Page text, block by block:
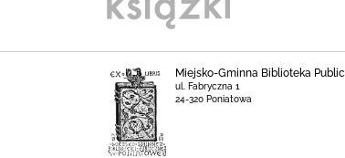
Miejsko-Gminna Biblioteka
ul. Fabryczna 1
24-320 Poniatowa